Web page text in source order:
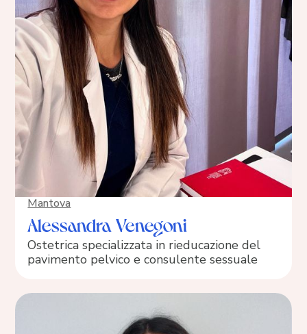
Mantova
Alessandra Venegoni
Ostetrica specializzata in rieducazione del
pavimento pelvico e consulente sessuale